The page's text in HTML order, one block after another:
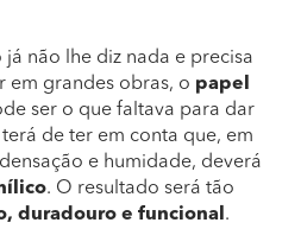
já não lhe diz nada e precisa
em grandes obras, o papel
ser o que faltava para dar
de ter em conta que, em
e humidade, deverá
. O resultado será tão
duradouro e funcional .